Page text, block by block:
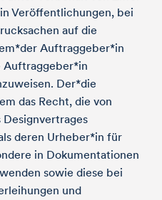
Veröffentlichungen, bei
auf die
Auftraggeber*in
Auftraggeber*in
Der*die
das Recht, die von
Designvertrages
deren Urheber*in für
in Dokumentationen
sowie diese bei
und